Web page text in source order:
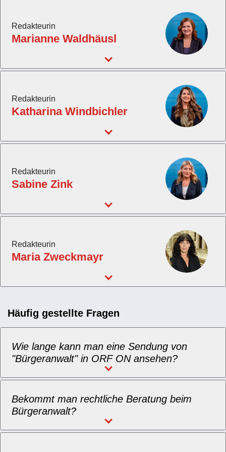
Redakteurin
Marianne Waldhäusl
Redakteurin
Katharina Windbichler
Redakteurin
Sabine Zink
Redakteurin
Maria Zweckmayr
Häufig gestellte Fragen
Wie lange kann man eine Sendung von
"Bürgeranwalt" in ORF ON ansehen?
Bekommt man rechtliche Beratung beim
Bürgeranwalt?